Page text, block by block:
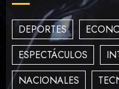
3
DEPORTES
ESPECTÁCULOS
NACIONALES